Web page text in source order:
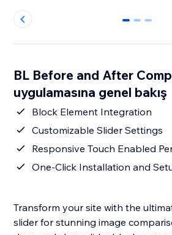
0 1 2
BL Before and After
uygulamasına genel bakış
Block Element Integration
Customizable Slider Settings
Responsive Touch Enabled
One‑Click Installation and
Transform your site with the
slider for stunning image